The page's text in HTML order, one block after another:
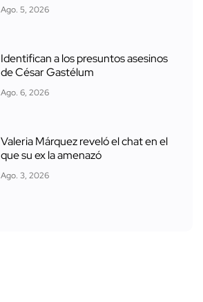
Ago. 5, 2026
Identifican a los presuntos asesinos
de César Gastélum
Ago. 6, 2026
Valeria Márquez reveló el chat en el
que su ex la amenazó
Ago. 3, 2026